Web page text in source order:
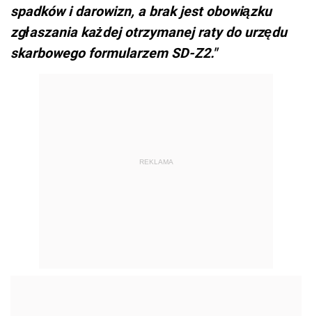
spadków i darowizn, a brak jest obowiązku
zgłaszania każdej otrzymanej raty do urzędu
skarbowego formularzem SD-Z2."
REKLAMA